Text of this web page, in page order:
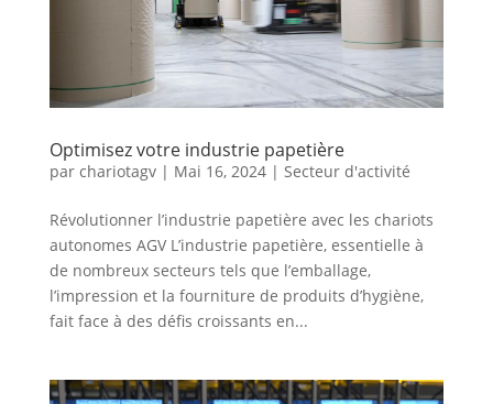
Optimisez votre industrie papetière
par chariotagv| Mai 16, 2024| Secteur d'activité
Révolutionner l’industrie papetière avec les chariots
autonomes AGV L’industrie papetière, essentielle à
de nombreux secteurs tels que l’emballage,
l’impression et la fourniture de produits d’hygiène,
fait face à des défis croissants en...